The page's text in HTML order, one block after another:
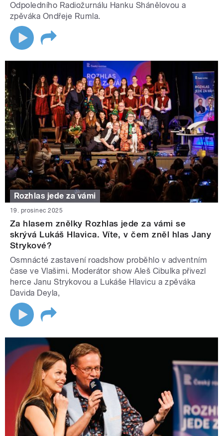
Odpoledního Radiožurnálu Hanku Shánělovou a
zpěváka Ondřeje Rumla.
Rozhlas jede za vámi
19. prosinec 2025
Za hlasem znělky Rozhlas jede za vámi se
skrývá Lukáš Hlavica. Víte, v čem zněl hlas Jany
Strykové?
Osmnácté zastavení roadshow proběhlo v adventním
čase ve Vlašimi. Moderátor show Aleš Cibulka přivezl
herce Janu Strykovou a Lukáše Hlavicu a zpěváka
Davida Deyla,